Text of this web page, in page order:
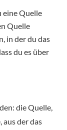
eine Quelle
Quelle
in der du das
du es über
die Quelle,
aus der das